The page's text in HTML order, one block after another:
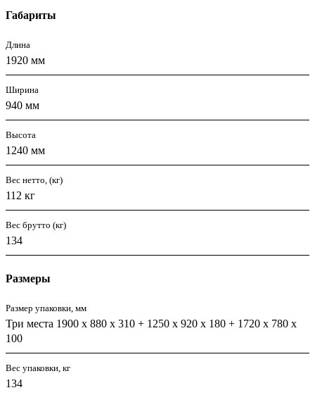
Габариты
Длина
1920 мм
Ширина
940 мм
Высота
1240 мм
Вес нетто, (кг)
112 кг
Вес брутто (кг)
134
Размеры
Размер упаковки, мм
Три места 1900 х 880 х 310 + 1250 х 920 х 180 + 1720 х 780 х
100
Вес упаковки, кг
134